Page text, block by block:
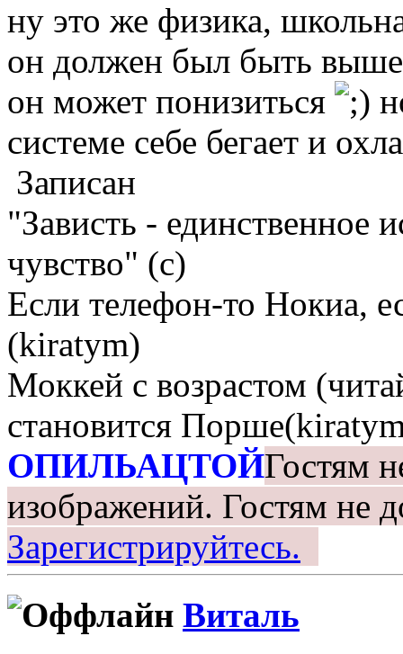
ну это же физика,
он должен был быть
он может понизиться
системе себе бегает и
Записан
"Зависть - единственное
чувство" (с)
Если телефон-то Нокиа,
(kiratym)
Моккей с возрастом
становится
ОПИЛЬАЦТОЙГостям
изображений. Гостям не
Зарегистрируйтесь.
Виталь